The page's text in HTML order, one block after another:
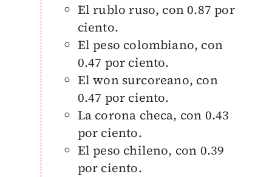
El rublo ruso, con 0.87 por
ciento.
El peso colombiano, con
0.47 por ciento.
El won surcoreano, con
0.47 por ciento.
La corona checa, con 0.43
por ciento.
El peso chileno, con 0.39
por ciento.